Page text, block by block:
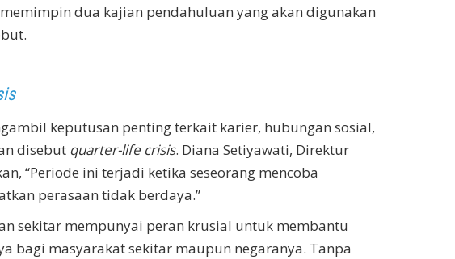
dua kajian pendahuluan yang akan digunakan
keputusan penting terkait karier, hubungan sosial,
disebut quarter-life crisis. Diana Setiyawati, Direktur
“Periode ini terjadi ketika seseorang mencoba
perasaan tidak berdaya.”
sekitar mempunyai peran krusial untuk membantu
bagi masyarakat sekitar maupun negaranya. Tanpa